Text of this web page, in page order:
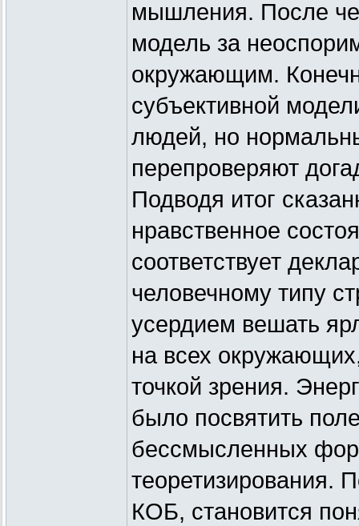
мышления. После
модель за
окружающим.
субъективной
людей, но
перепроверяют
Подводя итог
нравственное
соответствует
человечному типу
усердием вешать
на всех
точкой зрения.
было посвятить
бессмысленных
теоретизирования.
КОБ, становится